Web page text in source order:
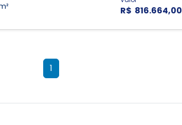
R$ 816.664,00
1